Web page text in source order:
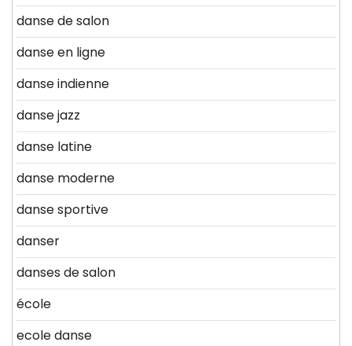
danse de salon
danse en ligne
danse indienne
danse jazz
danse latine
danse moderne
danse sportive
danser
danses de salon
école
ecole danse